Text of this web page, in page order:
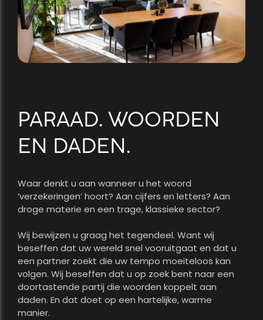
PARAAD. WOORDEN
EN DADEN.
Waar denkt u aan wanneer u het woord
‘verzekeringen’ hoort? Aan cijfers en letters? Aan
droge materie en een trage, klassieke sector?
Wij bewijzen u graag het tegendeel. Want wij
beseffen dat uw wereld snel vooruitgaat en dat u
een partner zoekt die uw tempo moeiteloos kan
volgen. Wij beseffen dat u op zoek bent naar een
doortastende partij die woorden koppelt aan
daden. En dat doet op een hartelijke, warme
manier.